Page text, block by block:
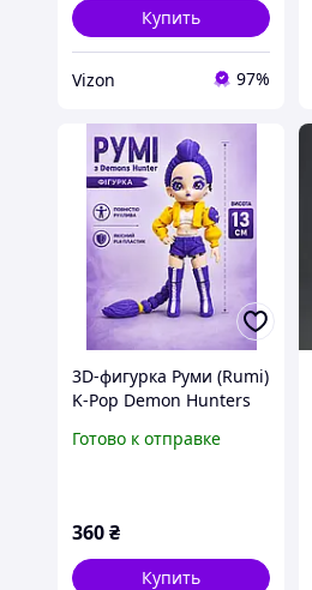
Купить
Vizon 97%
3D-фигурка Руми (Rumi)
K-Pop Demon Hunters
игрушка,
поклонников K-P
Готово к отправке
360₴
Купить